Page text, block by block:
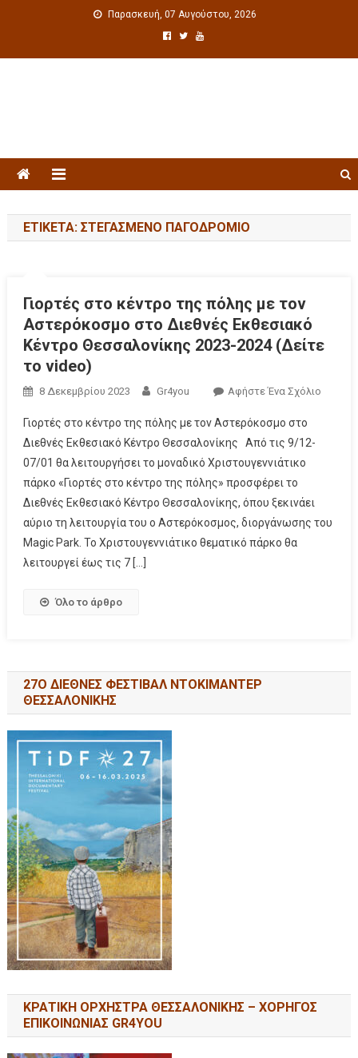
Παρασκευή, 07 Αυγούστου, 2026
ΕΤΙΚΈΤΑ: ΣΤΕΓΑΣΜΈΝΟ ΠΑΓΟΔΡΌΜΙΟ
Γιορτές στο κέντρο της πόλης με τον
Αστερόκοσμο στο Διεθνές Εκθεσιακό
Κέντρο Θεσσαλονίκης 2023-2024 (Δείτε
το video)
8 Δεκεμβρίου 2023 Gr4you Αφήστε Ένα Σχόλιο
Γιορτές στο κέντρο της πόλης με τον Αστερόκοσμο στο
Διεθνές Εκθεσιακό Κέντρο Θεσσαλονίκης Από τις 9/12-
07/01 θα λειτουργήσει το μοναδικό Χριστουγεννιάτικο
πάρκο «Γιορτές στο κέντρο της πόλης» προσφέρει το
Διεθνές Εκθεσιακό Κέντρο Θεσσαλονίκης, όπου ξεκινάει
αύριο τη λειτουργία του ο Αστερόκοσμος, διοργάνωσης του
Magic Park. Το Χριστουγεννιάτικο θεματικό πάρκο θα
λειτουργεί έως τις 7 […]
Όλο το άρθρο
27Ο ΔΙΕΘΝΕΣ ΦΕΣΤΙΒΑΛ ΝΤΟΚΙΜΑΝΤΕΡ
ΘΕΣΣΑΛΟΝΙΚΗΣ
ΚΡΑΤΙΚΗ ΟΡΧΗΣΤΡΑ ΘΕΣΣΑΛΟΝΙΚΗΣ – ΧΟΡΗΓΟΣ
ΕΠΙΚΟΙΝΩΝΙΑΣ GR4YOU